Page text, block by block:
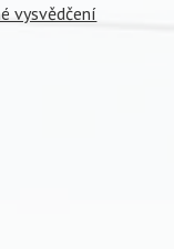
vysvědčení